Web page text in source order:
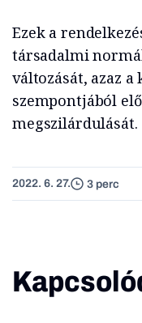
Ezek a
társadalmi
változását, azaz
szempontjából
megszilárdulását.
2022. 6. 27. 3 perc